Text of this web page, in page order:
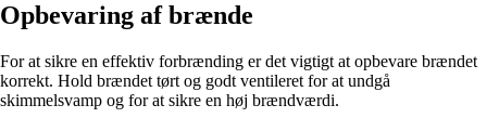
Opbevaring af brænde
For at sikre en effektiv forbrænding er det vigtigt at opbevare brændet
korrekt. Hold brændet tørt og godt ventileret for at undgå
skimmelsvamp og for at sikre en høj brændværdi.